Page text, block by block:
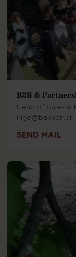
B2B &
Head of Sales &
SEND MAIL